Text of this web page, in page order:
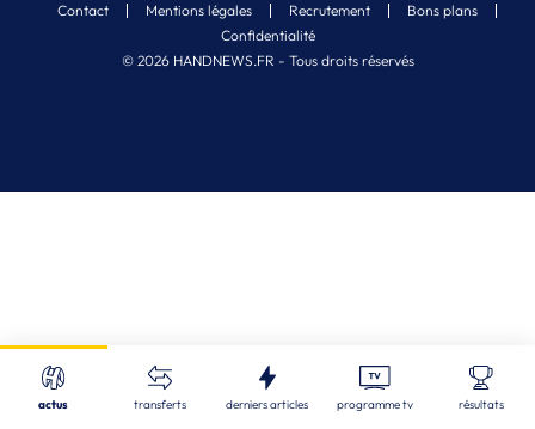
Recherche
© 2026 HANDNEWS.FR - Tous droits réservés
Contact Mentions légales Recrutement
Bons plans
Confidentialité
actus transferts derniers articles programme tv résultats
Nos derniers articles
CDF | 05/08/2026